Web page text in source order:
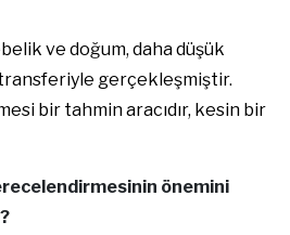
ve doğum, daha düşük
gerçekleşmiştir.
bir tahmin aracıdır, kesin bir
önemini